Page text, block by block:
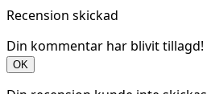
Recension skickad
Din kommentar har blivit tillagd!
OK